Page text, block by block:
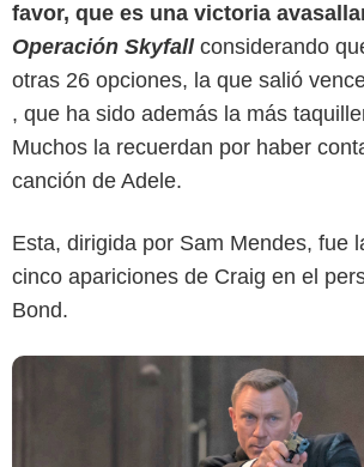
favor, que es una victoria
Operación Skyfall considerando
otras 26 opciones, la que salió
, que ha sido además la más
Muchos la recuerdan por haber
canción de Adele.
Esta, dirigida por Sam Mendes, fue
cinco apariciones de Craig en el
Bond.
Metro-Goldwyn-Mayer